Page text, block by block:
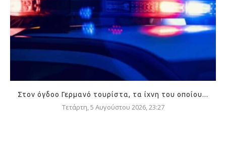
Στον όγδοο Γερμανό τουρίστα, τα ίχνη του οποίου...
Τετάρτη, 5 Αυγούστου 2026, 23:27